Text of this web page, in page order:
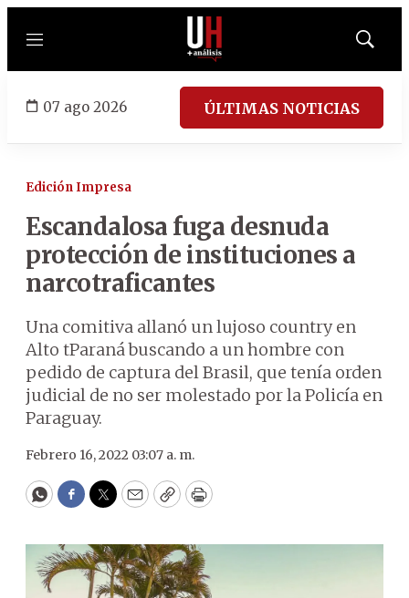
Menú
Mostrar
07 ago 2026 ÚLTIMAS NOTICIAS
Edición Impresa
Escandalosa fuga desnuda
protección de instituciones a
narcotraficantes
Una comitiva allanó un lujoso country en
Alto tParaná buscando a un hombre con
pedido de captura del Brasil, que tenía orden
judicial de no ser molestado por la Policía en
Paraguay.
Febrero 16, 2022 03:07 a. m.
WhatsApp
Facebook
Twitter
EmailCopyPrint